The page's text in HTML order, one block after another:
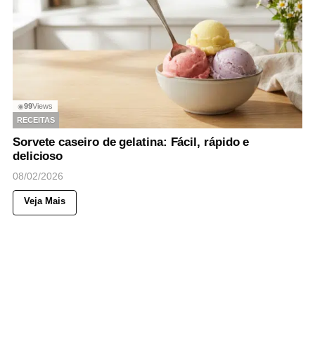
◉99Views
RECEITAS
Sorvete caseiro de gelatina: Fácil, rápido e
delicioso
08/02/2026
Veja Mais